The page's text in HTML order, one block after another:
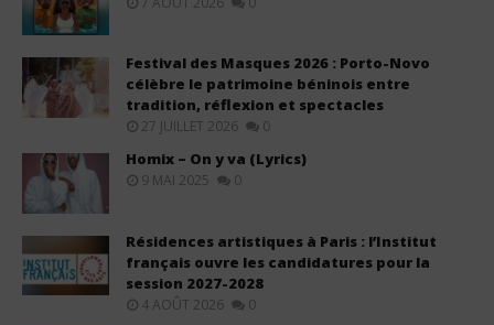
Festival des Masques 2026 : Porto-Novo
célèbre le patrimoine béninois entre
tradition, réflexion et spectacles
27 JUILLET 2026 0
Homix – On y va (Lyrics)
9 MAI 2025 0
Résidences artistiques à Paris : l’Institut
français ouvre les candidatures pour la
session 2027-2028
4 AOÛT 2026 0